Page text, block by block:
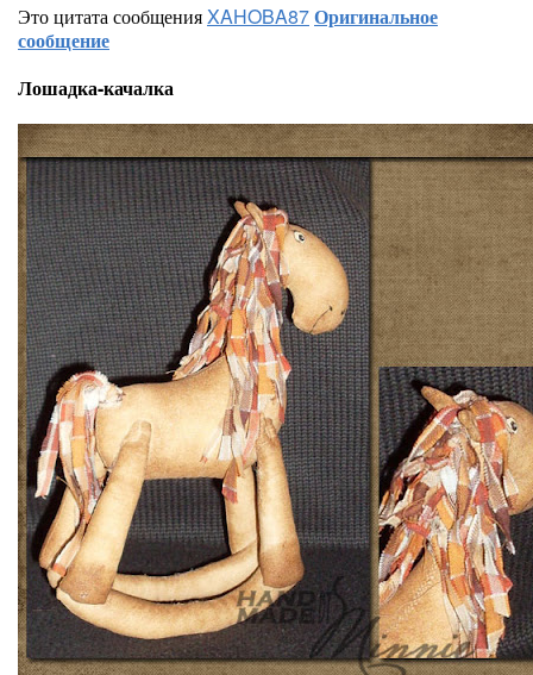
Это цитата сообщенияXAHOBA87Оригинальное
сообщение
Лошадка-качалка